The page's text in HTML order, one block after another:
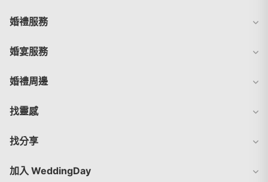
婚禮服務
婚宴服務
婚禮周邊
找靈感
找分享
加入 WeddingDay